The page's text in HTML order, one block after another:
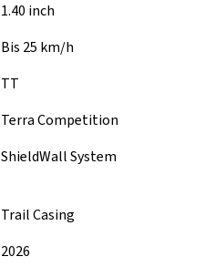
1.40 inch
Bis 25 km/h
TT
Terra Competition
ShieldWall System
Trail Casing
2026